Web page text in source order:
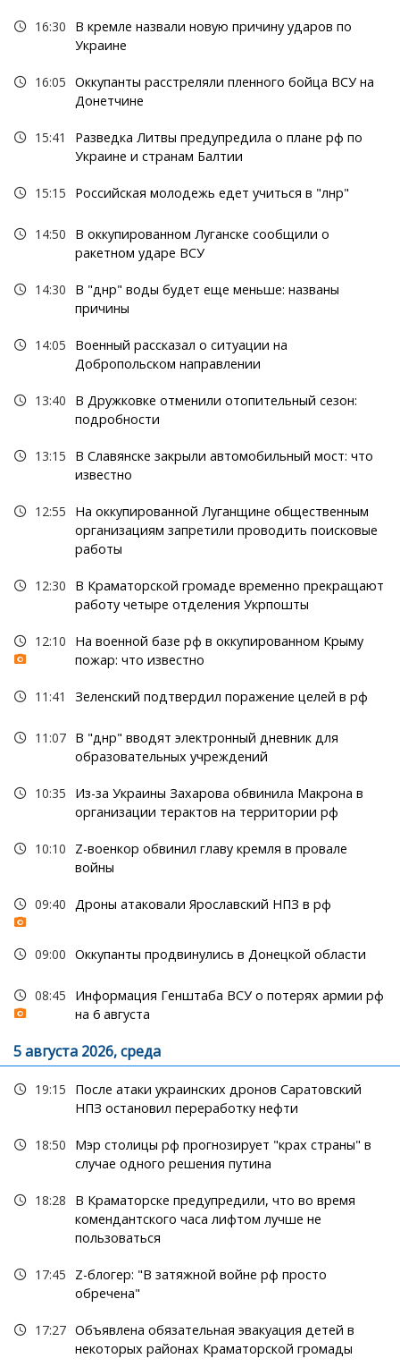
16:30
В кремле назвали новую причину ударов по
Украине
16:05 Оккупанты расстреляли пленного бойца ВСУ на
Донетчине
15:41
Разведка Литвы предупредила о плане рф по
Украине и странам Балтии
15:15 Российская молодежь едет учиться в "лнр"
14:50
В оккупированном Луганске сообщили о
ракетном ударе ВСУ
14:30
В "днр" воды будет еще меньше: названы
причины
14:05
Военный рассказал о ситуации на
Добропольском направлении
13:40
В Дружковке отменили отопительный сезон:
подробности
13:15
В Славянске закрыли автомобильный мост: что
известно
12:55
На оккупированной Луганщине общественным
организациям запретили проводить поисковые
работы
12:30
В Краматорской громаде временно прекращают
работу четыре отделения Укрпошты
12:10
На военной базе рф в оккупированном Крыму
пожар: что известно
11:41 Зеленский подтвердил поражение целей в рф
11:07 В "днр" вводят электронный дневник для
образовательных учреждений
10:35
Из-за Украины Захарова обвинила Макрона в
организации терактов на территории рф
10:10
Z-военкор обвинил главу кремля в провале
войны
09:40 Дроны атаковали Ярославский НПЗ в рф
09:00 Оккупанты продвинулись в Донецкой области
08:45
Информация Генштаба ВСУ о потерях армии рф
на 6 августа
5 августа 2026, среда
19:15
После атаки украинских дронов Саратовский
НПЗ остановил переработку нефти
18:50
Мэр столицы рф прогнозирует "крах страны" в
случае одного решения путина
18:28
В Краматорске предупредили, что во время
комендантского часа лифтом лучше не
пользоваться
17:45
Z-блогер: "В затяжной войне рф просто
обречена"
17:27 Объявлена обязательная эвакуация детей в
некоторых районах Краматорской громады